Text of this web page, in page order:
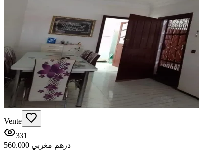
Vente
331
560.000 درهم مغربي